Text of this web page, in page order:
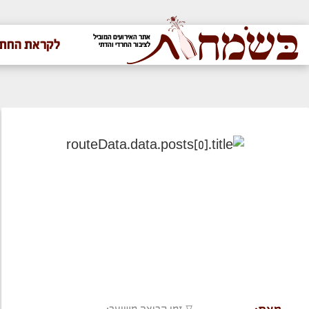
אתר האירועים המוביל
לציבור החרדי והדתי
לקראת